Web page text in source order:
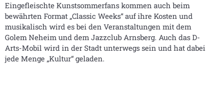
Eingefleischte Kunstsommerfans kommen auch beim
bewährten Format „Classic Weeks“ auf ihre Kosten und
musikalisch wird es bei den Veranstaltungen mit dem
Golem Neheim und dem Jazzclub Arnsberg. Auch das D-
Arts-Mobil wird in der Stadt unterwegs sein und hat dabei
jede Menge „Kultur“ geladen.